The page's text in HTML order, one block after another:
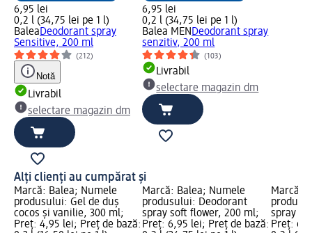
6,95 lei
0,2 l (34,75 lei pe 1 l)
BaleaDeodorant spray
Sensitive, 200 ml
(212)
Notă
Livrabil
selectare magazin dm
6,95 lei
0,2 l (34,75 lei pe 1 l)
Balea MENDeodorant spray
senzitiv, 200 ml
(103)
Livrabil
selectare magazin dm
Alți clienți au cumpărat și
Marcă: Balea; Numele
produsului: Gel de duș
cocos și vanilie, 300 ml;
Preț: 4,95 lei; Preț de bază:
Marcă: Balea; Numele
produsului: Deodorant
spray soft flower, 200 ml;
Preț: 6,95 lei; Preț de bază:
Marcă:
spray
Preț: